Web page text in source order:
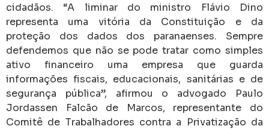
cidadãos. “A liminar do ministro Flávio Dino
representa uma vitória da Constituição e da
proteção dos dados dos paranaenses. Sempre
defendemos que não se pode tratar como simples
ativo financeiro uma empresa que guarda
informações fiscais, educacionais, sanitárias e de
segurança pública”, afirmou o advogado Paulo
Jordassen Falcão de Marcos, representante do
Comitê de Trabalhadores contra a Privatização da